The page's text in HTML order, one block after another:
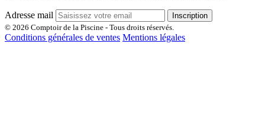
Adresse mail
Inscription
© 2026 Comptoir de la Piscine - Tous droits réservés.
Conditions générales de ventes Mentions légales